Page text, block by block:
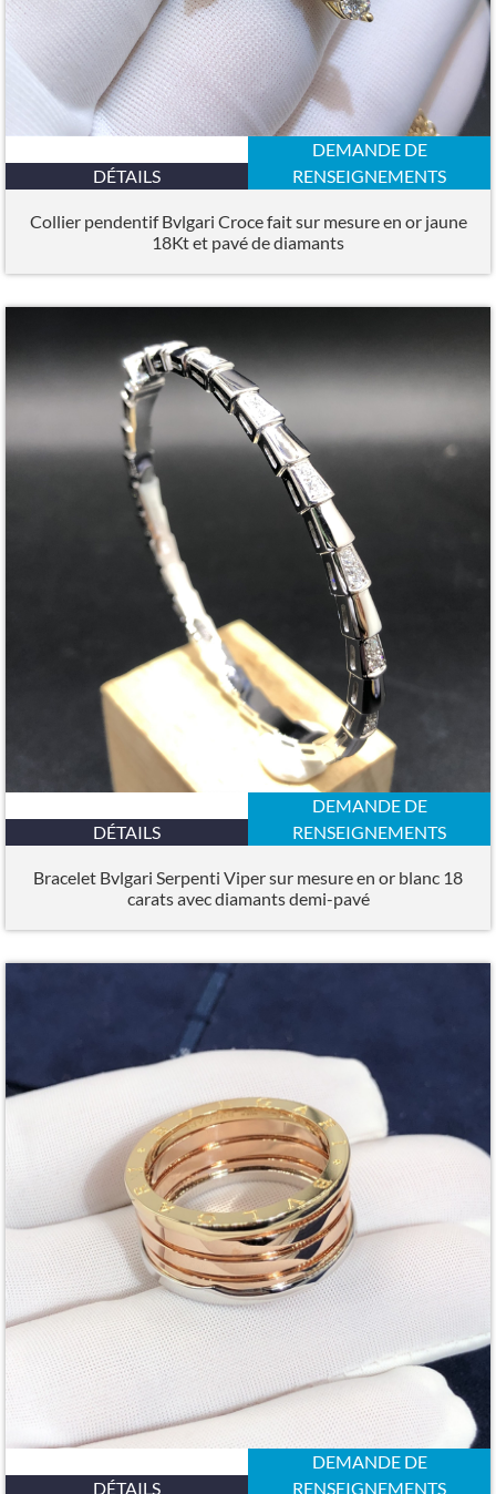
DÉTAILS
DEMANDE DE
RENSEIGNEMENTS
Collier pendentif Bvlgari Croce fait sur mesure en or jaune
18Kt et pavé de diamants
DÉTAILS
DEMANDE DE
RENSEIGNEMENTS
Bracelet Bvlgari Serpenti Viper sur mesure en or blanc 18
carats avec diamants demi-pavé
DÉTAILS
DEMANDE DE
RENSEIGNEMENTS